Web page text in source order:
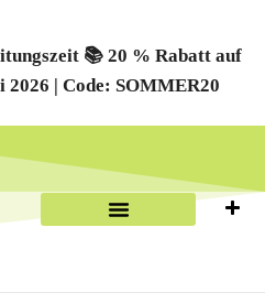
📚 20 % Rabatt auf
| Code: SOMMER20